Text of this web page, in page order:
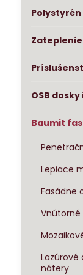
Polystyrén
OSB
Baumit
Lepiace
Fasádne
Lazúrové
nátery